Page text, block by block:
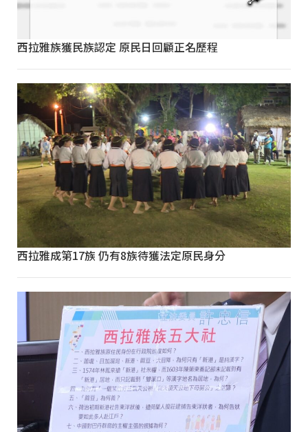
西拉雅族獲民族認定 原民日回顧正名歷程
西拉雅成第17族 仍有8族待獲法定原民身分